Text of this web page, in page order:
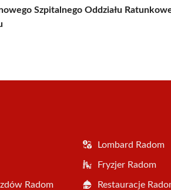
Szpitalnego Oddziału
Lombard Radom
Fryzjer Radom
Radom Restauracje